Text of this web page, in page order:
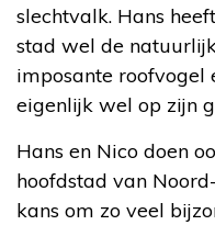
slechtvalk. Hans
stad wel de
imposante roofvogel
eigenlijk wel op zijn
Hans en Nico doen
hoofdstad van
kans om zo veel